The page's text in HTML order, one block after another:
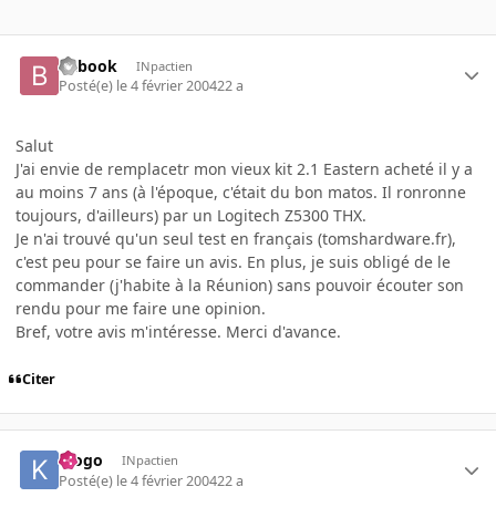
Babook INpactien
Posté(e) le 4 février 200422 a
Salut
J'ai envie de remplacetr mon vieux kit 2.1 Eastern acheté il y a
au moins 7 ans (à l'époque, c'était du bon matos. Il ronronne
toujours, d'ailleurs) par un Logitech Z5300 THX.
Je n'ai trouvé qu'un seul test en français (tomshardware.fr),
c'est peu pour se faire un avis. En plus, je suis obligé de le
commander (j'habite à la Réunion) sans pouvoir écouter son
rendu pour me faire une opinion.
Bref, votre avis m'intéresse. Merci d'avance.
Citer
klogo INpactien
Posté(e) le 4 février 200422 a